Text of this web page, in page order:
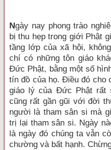
Ngày nay phong trào
bị thu hẹp trong giới Phật
tầng lớp của xã hội,
chí có những tôn giáo
Ðức Phật, bằng một số
tín đồ của họ. Ðiều đó cho
giáo lý của Ðức Phật rất
cũng rất gần gũi với đời
người là tham sân si mà
trị lại tham sân si. Ngày
là ngày đó chúng ta vẫn
chường và bất hạnh.